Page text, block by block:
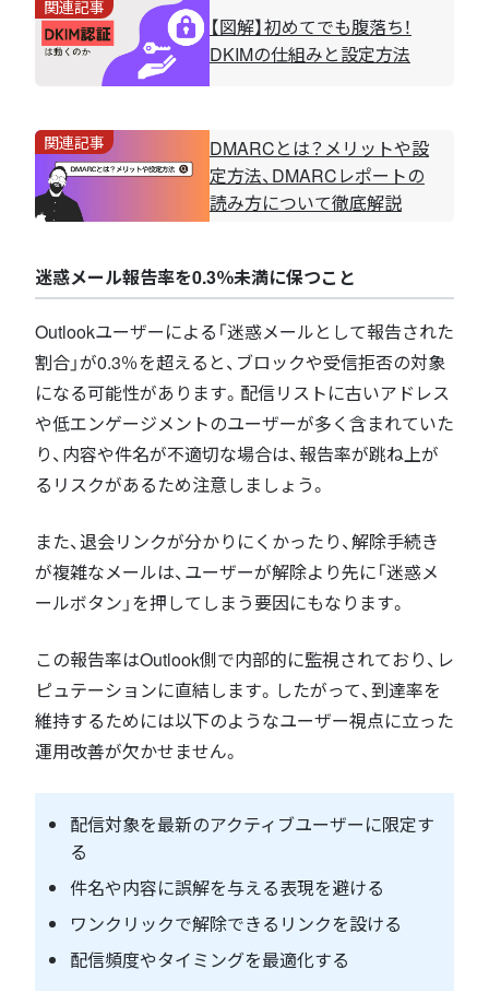
関連記事
【図解】初めてでも腹落ち！
DKIMの仕組みと設定方法
関連記事
DMARCとは？メリットや設
定方法、DMARCレポートの
読み方について徹底解説
迷惑メール報告率を0.3％未満に保つこと
Outlookユーザーによる「迷惑メールとして報告された
割合」が0.3％を超えると、ブロックや受信拒否の対象
になる可能性があります。配信リストに古いアドレス
や低エンゲージメントのユーザーが多く含まれていた
り、内容や件名が不適切な場合は、報告率が跳ね上が
るリスクがあるため注意しましょう。
また、退会リンクが分かりにくかったり、解除手続き
が複雑なメールは、ユーザーが解除より先に「迷惑メ
ールボタン」を押してしまう要因にもなります。
この報告率はOutlook側で内部的に監視されており、レ
ピュテーションに直結します。したがって、到達率を
維持するためには以下のようなユーザー視点に立った
運用改善が欠かせません。
配信対象を最新のアクティブユーザーに限定す
る
件名や内容に誤解を与える表現を避ける
ワンクリックで解除できるリンクを設ける
配信頻度やタイミングを最適化する